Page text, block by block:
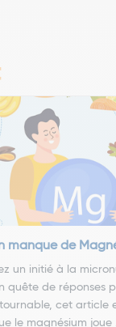
manque de
un initié à la
quête de réponses
cet article
le magnésium joue